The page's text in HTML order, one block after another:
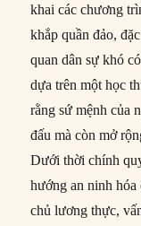
khai các chương
khắp quần đảo,
quan dân sự khó
dựa trên một học
rằng sứ mệnh của
đấu mà còn mở
Dưới thời chính
hướng an ninh hóa
chủ lương thực,